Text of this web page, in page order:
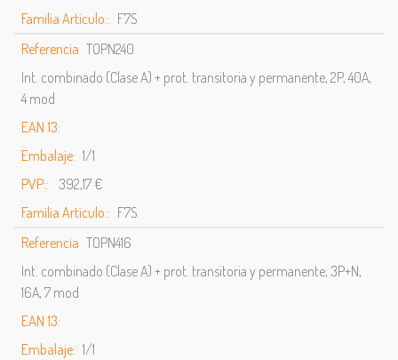
Familia Artículo:: F7S
Referencia TOPN240
Int. combinado (Clase A) + prot. transitoria y permanente, 2P, 40A,
4 mod
EAN 13:
Embalaje: 1/1
PVP:: 392,17 €
Familia Artículo:: F7S
Referencia TOPN416
Int. combinado (Clase A) + prot. transitoria y permanente, 3P+N,
16A, 7 mod
EAN 13:
Embalaje: 1/1